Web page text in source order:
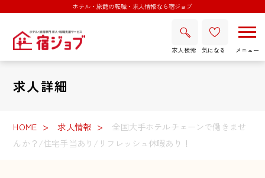
ホテル・旅館の転職・求人情報なら宿ジョブ
求人検索 気になる
求人詳細
HOME 求人情報
全国大手ホテルチェーンで働きませ
んか？/住宅手当あり/リフレッシュ休暇あり！